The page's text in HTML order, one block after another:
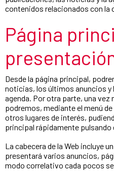
contenidos relacionados con la
Página
Desde la página principal,
noticias, los últimos anuncios
agenda. Por otra parte, una vez
podremos, mediante el menú
otros lugares de interés,
principal rápidamente
La cabecera de la Web incluye
presentará varios anuncios,
modo correlativo cada pocos